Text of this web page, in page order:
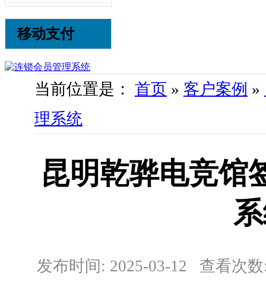
移动支付
当前位置是： 首页 » 客户案例 »
理系统
昆明乾骅电竞馆
发布时间: 2025-03-12 查看次